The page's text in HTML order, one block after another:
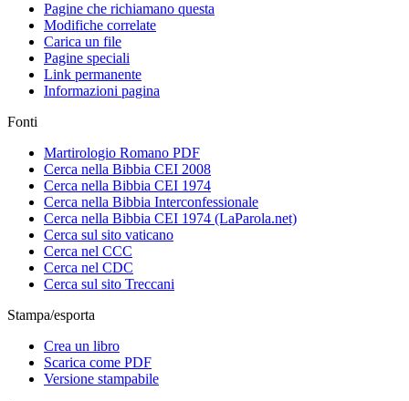
Pagine che richiamano questa
Modifiche correlate
Carica un file
Pagine speciali
Link permanente
Informazioni pagina
Fonti
Martirologio Romano PDF
Cerca nella Bibbia CEI 2008
Cerca nella Bibbia CEI 1974
Cerca nella Bibbia Interconfessionale
Cerca nella Bibbia CEI 1974 (LaParola.net)
Cerca sul sito vaticano
Cerca nel CCC
Cerca nel CDC
Cerca sul sito Treccani
Stampa/esporta
Crea un libro
Scarica come PDF
Versione stampabile